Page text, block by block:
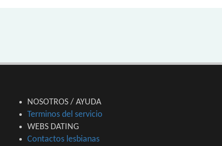
NOSOTROS / AYUDA
Terminos del servicio
WEBS DATING
Contactos lesbianas